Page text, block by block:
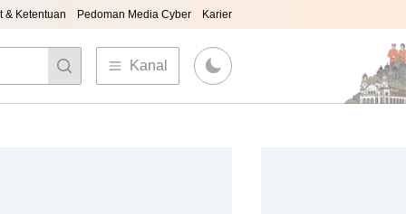
& Ketentuan Pedoman Media Cyber Karier
Kanal